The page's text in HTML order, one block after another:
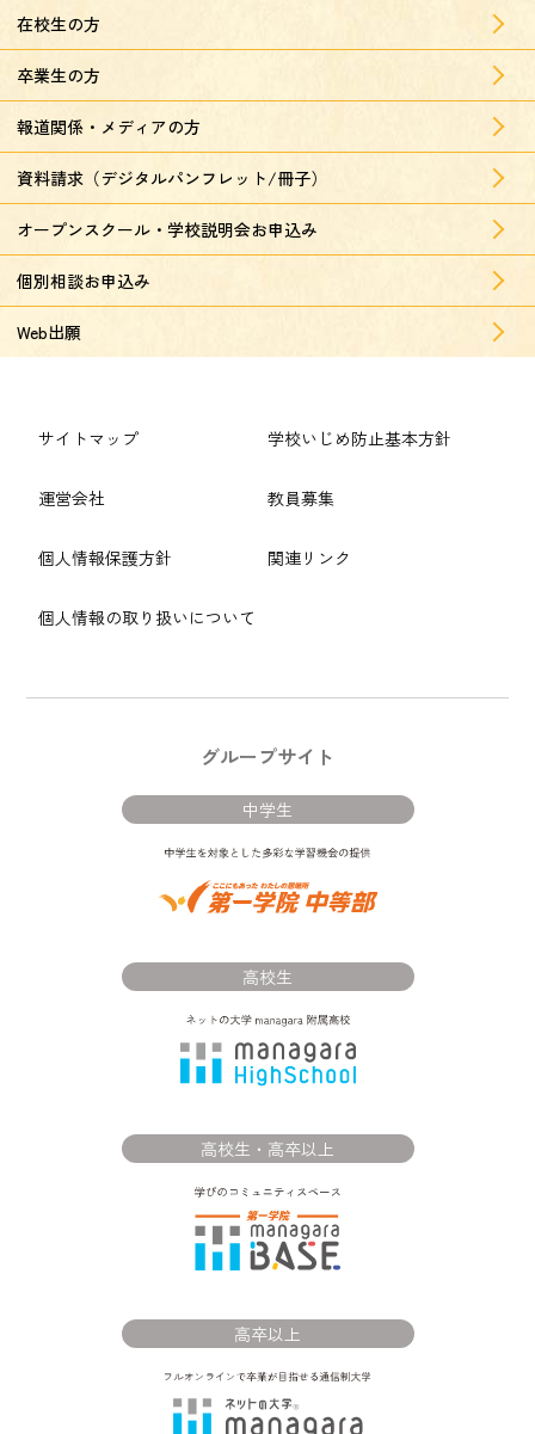
在校生の方
卒業生の方
報道関係・メディアの方
資料請求（デジタルパンフレット/冊子）
オープンスクール・学校説明会お申込み
個別相談お申込み
Web出願
サイトマップ
運営会社
個人情報保護方針
個人情報の取り扱いについて
学校いじめ防止基本方針
教員募集
関連リンク
グループサイト
中学生
高校生
高校生・高卒以上
高卒以上